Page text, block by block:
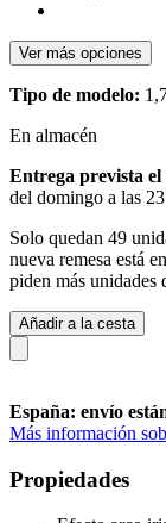
Ver más opciones
Tipo de modelo:
En almacén
Entrega prevista el
del domingo a las
Solo quedan 49
nueva remesa está
piden más unidades
Añadir a la cesta
España: envío
Más información
Propiedades